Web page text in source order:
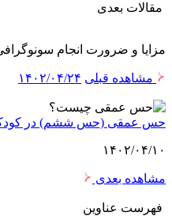
بعدی
و ضرورت انجام سونوگرافی
قبلی ۱۴۰۲/۰۴/۲۴
(حس ششم) در کودکان
۰۴/۱۰
بعدی
عناوین